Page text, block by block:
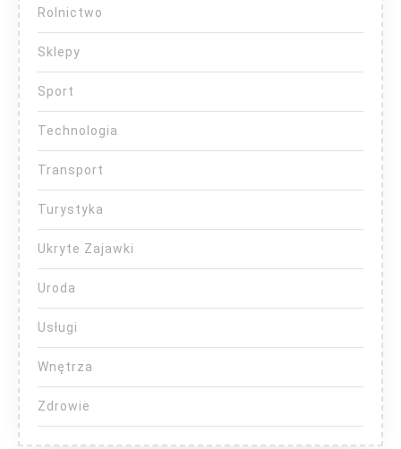
Rolnictwo
Sklepy
Sport
Technologia
Transport
Turystyka
Ukryte Zajawki
Uroda
Usługi
Wnętrza
Zdrowie